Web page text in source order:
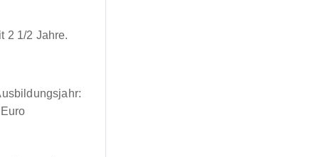
2 1/2 Jahre.